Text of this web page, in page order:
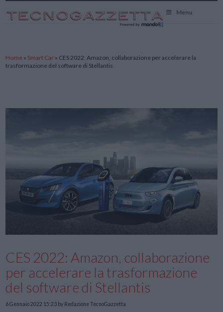
Menu
Home » Smart Car » CES 2022: Amazon, collaborazione per accelerare la
trasformazione del software di Stellantis
CES 2022: Amazon, collaborazione
per accelerare la trasformazione
del software di Stellantis
6 Gennaio 2022 15:23 by Redazione TecnoGazzetta